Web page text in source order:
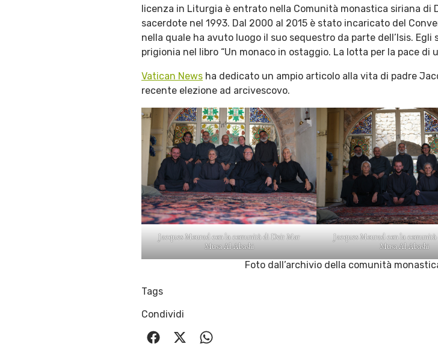
licenza in Liturgia è entrato nella Comunità monastica siriana di
sacerdote nel 1993. Dal 2000 al 2015 è stato incaricato del
nella quale ha avuto luogo il suo sequestro da parte dell’Isis.
prigionia nel libro “Un monaco in ostaggio. La lotta per la pace di
Vatican News ha dedicato un ampio articolo alla vita di padre
recente elezione ad arcivescovo.
Jacques Mourad con la comunità di Deir Mar
Musa Al-Abashi
Jacques Mourad con la
Musa Al-Abashi
Foto dall’archivio della comunità
Tags
Condividi